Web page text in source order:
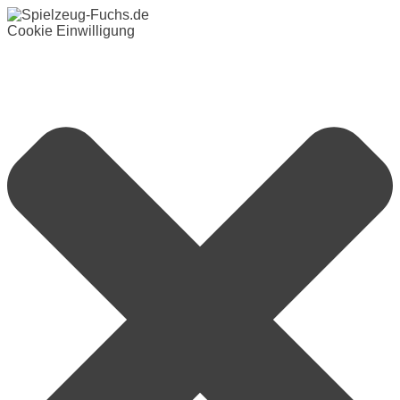
Cookie Einwilligung